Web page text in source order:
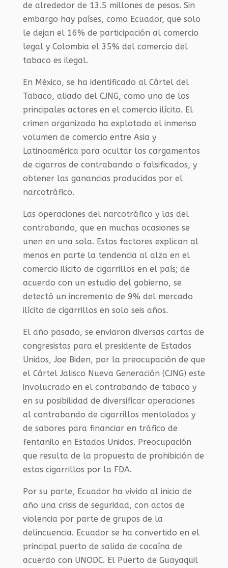
de alrededor de 13.5 millones de pesos. Sin
embargo hay países, como Ecuador, que solo
le dejan el 16% de participación al comercio
legal y Colombia el 35% del comercio del
tabaco es ilegal.
En México, se ha identificado al Cártel del
Tabaco, aliado del CJNG, como uno de los
principales actores en el comercio ilícito. El
crimen organizado ha explotado el inmenso
volumen de comercio entre Asia y
Latinoamérica para ocultar los cargamentos
de cigarros de contrabando o falsificados, y
obtener las ganancias producidas por el
narcotráfico.
Las operaciones del narcotráfico y las del
contrabando, que en muchas ocasiones se
unen en una sola. Estos factores explican al
menos en parte la tendencia al alza en el
comercio ilícito de cigarrillos en el país; de
acuerdo con un estudio del gobierno, se
detectó un incremento de 9% del mercado
ilícito de cigarrillos en solo seis años.
El año pasado, se enviaron diversas cartas de
congresistas para el presidente de Estados
Unidos, Joe Biden, por la preocupación de que
el Cártel Jalisco Nueva Generación (CJNG) este
involucrado en el contrabando de tabaco y
en su posibilidad de diversificar operaciones
al contrabando de cigarrillos mentolados y
de sabores para financiar en tráfico de
fentanilo en Estados Unidos. Preocupación
que resulta de la propuesta de prohibición de
estos cigarrillos por la FDA.
Por su parte, Ecuador ha vivido al inicio de
año una crisis de seguridad, con actos de
violencia por parte de grupos de la
delincuencia. Ecuador se ha convertido en el
principal puerto de salida de cocaína de
acuerdo con UNODC. El Puerto de Guayaquil